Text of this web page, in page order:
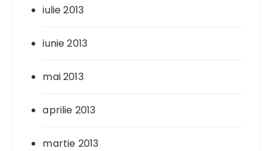
iulie 2013
iunie 2013
mai 2013
aprilie 2013
martie 2013